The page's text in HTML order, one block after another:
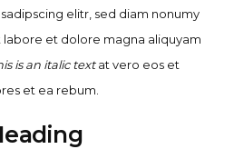
elitr, sed diam nonumy
et dolore magna aliquyam
is an italic textat vero eos et
et ea rebum.